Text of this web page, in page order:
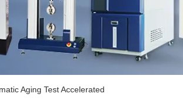
Aging Test Accelerated